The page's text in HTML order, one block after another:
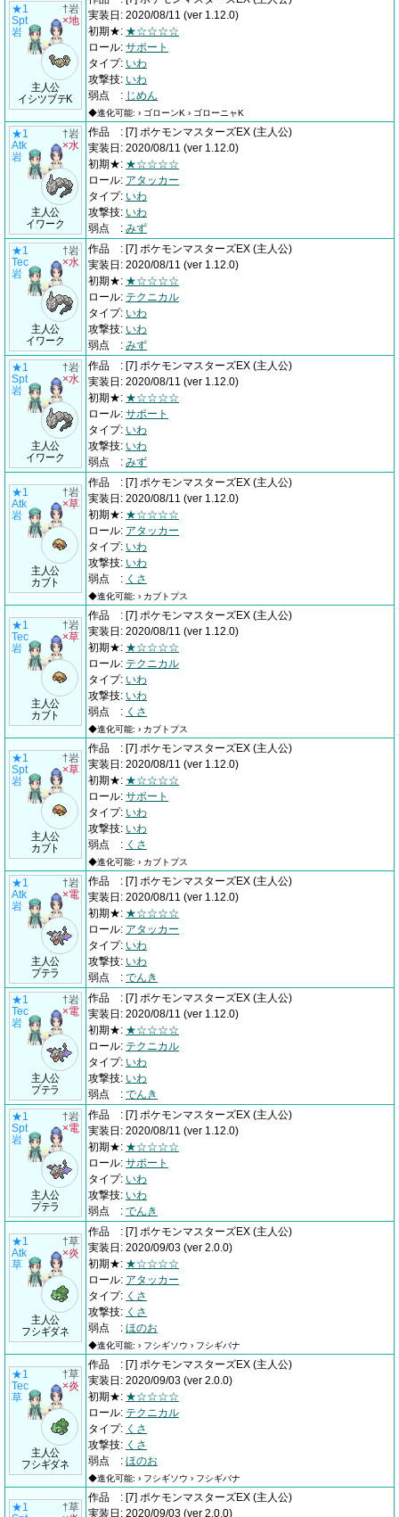
★1
Spt
岩
主人公
イシツブテK
†岩
×地
実装日 : 2020/08/11 (ver 1.12.0)
初期★: ★☆☆☆☆
ロール: サポート
タイプ: いわ
攻撃技: いわ
弱点
: じめん
◆進化可能: › ゴローンK › ゴローニャK
★1
Atk
岩
主人公
イワーク
†岩
×水
作品 : [7] ポケモンマスターズEX (主人公)
実装日 : 2020/08/11 (ver 1.12.0)
初期★: ★☆☆☆☆
ロール: アタッカー
タイプ: いわ
攻撃技: いわ
弱点
: みず
★1
Tec
岩
主人公
イワーク
†岩
×水
作品 : [7] ポケモンマスターズEX (主人公)
実装日 : 2020/08/11 (ver 1.12.0)
初期★: ★☆☆☆☆
ロール: テクニカル
タイプ: いわ
攻撃技: いわ
弱点
: みず
★1
Spt
岩
主人公
イワーク
†岩
×水
作品 : [7] ポケモンマスターズEX (主人公)
実装日 : 2020/08/11 (ver 1.12.0)
初期★: ★☆☆☆☆
ロール: サポート
タイプ: いわ
攻撃技: いわ
弱点
: みず
★1
Atk
岩
主人公
カブト
†岩
×草
作品 : [7] ポケモンマスターズEX (主人公)
実装日 : 2020/08/11 (ver 1.12.0)
初期★: ★☆☆☆☆
ロール: アタッカー
タイプ: いわ
攻撃技: いわ
弱点
: くさ
◆進化可能: › カブトプス
★1
Tec
岩
主人公
カブト
†岩
×草
作品 : [7] ポケモンマスターズEX (主人公)
実装日 : 2020/08/11 (ver 1.12.0)
初期★: ★☆☆☆☆
ロール: テクニカル
タイプ: いわ
攻撃技: いわ
弱点
: くさ
◆進化可能: › カブトプス
★1
Spt
岩
主人公
カブト
†岩
×草
作品 : [7] ポケモンマスターズEX (主人公)
実装日 : 2020/08/11 (ver 1.12.0)
初期★: ★☆☆☆☆
ロール: サポート
タイプ: いわ
攻撃技: いわ
弱点
: くさ
◆進化可能: › カブトプス
★1
Atk
岩
主人公
プテラ
†岩
×電
作品 : [7] ポケモンマスターズEX (主人公)
実装日 : 2020/08/11 (ver 1.12.0)
初期★: ★☆☆☆☆
ロール: アタッカー
タイプ: いわ
攻撃技: いわ
弱点
: でんき
★1
Tec
岩
主人公
プテラ
†岩
×電
作品 : [7] ポケモンマスターズEX (主人公)
実装日 : 2020/08/11 (ver 1.12.0)
初期★: ★☆☆☆☆
ロール: テクニカル
タイプ: いわ
攻撃技: いわ
弱点
: でんき
★1
Spt
岩
主人公
プテラ
†岩
×電
作品 : [7] ポケモンマスターズEX (主人公)
実装日 : 2020/08/11 (ver 1.12.0)
初期★: ★☆☆☆☆
ロール: サポート
タイプ: いわ
攻撃技: いわ
弱点
: でんき
★1
Atk
草
主人公
フシギダネ
†草
×炎
作品 : [7] ポケモンマスターズEX (主人公)
実装日 : 2020/09/03 (ver 2.0.0)
初期★: ★☆☆☆☆
ロール: アタッカー
タイプ: くさ
攻撃技: くさ
弱点
: ほのお
◆進化可能: › フシギソウ › フシギバナ
★1
Tec
草
主人公
フシギダネ
†草
×炎
作品 : [7] ポケモンマスターズEX (主人公)
実装日 : 2020/09/03 (ver 2.0.0)
初期★: ★☆☆☆☆
ロール: テクニカル
タイプ: くさ
攻撃技: くさ
弱点
: ほのお
◆進化可能: › フシギソウ › フシギバナ
★1
†草
作品 : [7] ポケモンマスターズEX (主人公)
実装日 : 2020/09/03 (ver 2.0.0)